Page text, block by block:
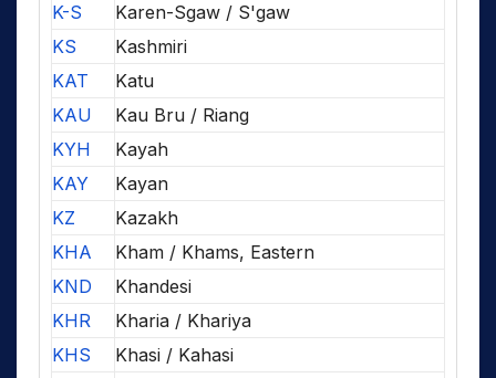
K-S
Karen-Sgaw / S'gaw
KS
Kashmiri
KAT
Katu
KAU
Kau Bru / Riang
KYH
Kayah
KAY
Kayan
KZ
Kazakh
KHA
Kham / Khams, Eastern
KND
Khandesi
KHR
Kharia / Khariya
KHS
Khasi / Kahasi